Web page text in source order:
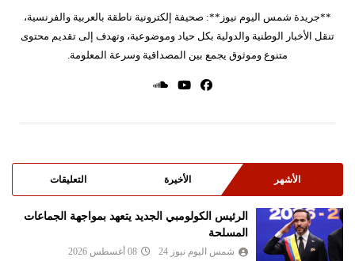
**جريدة شمس اليوم نيوز**: صحيفة إلكترونية ناطقة بالعربية والفرنسية،
تنقل الأخبار الوطنية والدولية بكل حياد وموضوعية، وتهدف إلى تقديم محتوى
متنوع وموثوق يجمع بين المصداقية وسرعة المعلومة.
الأشهر الأخيرة التعليقات
الرئيس الكولومبي الجديد يتعهد بمواجهة الجماعات
المسلحة
شمس اليوم نيوز 24 08 أغسطس 2026